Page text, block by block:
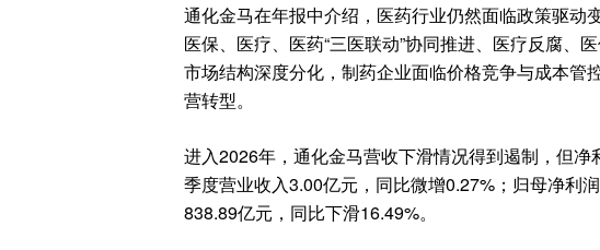
通化金马在年报中介绍，医药行业仍然面临政策驱动
医保、医疗、医药“三医联动”协同推进、医疗反腐、
市场结构深度分化，制药企业面临价格竞争与成本管
营转型。
进入2026年，通化金马营收下滑情况得到遏制，但
季度营业收入3.00亿元，同比微增0.27%；归母净利
838.89亿元，同比下滑16.49%。